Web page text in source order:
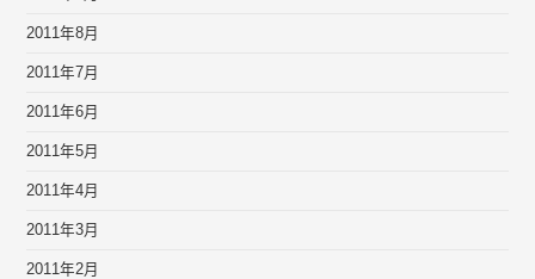
2011年8月
2011年7月
2011年6月
2011年5月
2011年4月
2011年3月
2011年2月